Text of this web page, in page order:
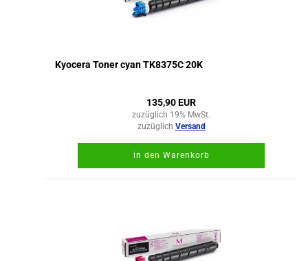
Kyocera Toner cyan TK8375C 20K
135,90 EUR
zuzüglich 19% MwSt.
zuzüglich Versand
in den Warenkorb